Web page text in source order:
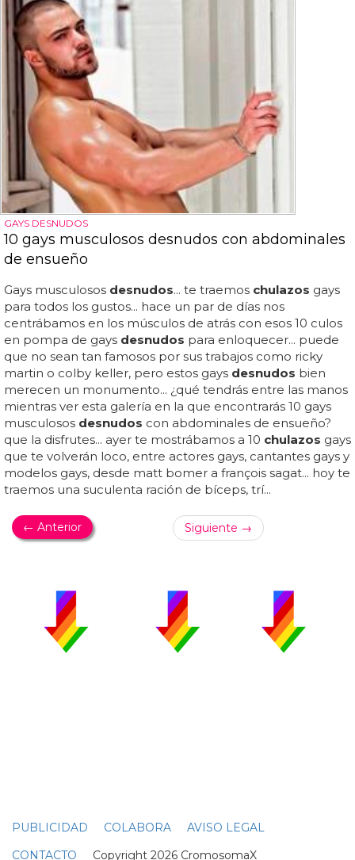
GAYS DESNUDOS
10 gays musculosos desnudos con abdominales
de ensueño
Gays musculosos desnudos... te traemos chulazos gays
para todos los gustos... hace un par de días nos
centrábamos en los músculos de atrás con esos 10 culos
en pompa de gays desnudos para enloquecer... puede
que no sean tan famosos por sus trabajos como ricky
martin o colby keller, pero estos gays desnudos bien
merecen un monumento... ¿qué tendrás entre las manos
mientras ver esta galería en la que encontrarás 10 gays
musculosos desnudos con abdominales de ensueño?
que la disfrutes... ayer te mostrábamos a 10 chulazos gays
que te volverán loco, entre actores gays, cantantes gays y
modelos gays, desde matt bomer a françois sagat... hoy te
traemos una suculenta ración de bíceps, trí...
← Anterior Siguiente →
PUBLICIDAD COLABORA
AVISO LEGAL
CONTACTO Copyright 2026 CromosomaX